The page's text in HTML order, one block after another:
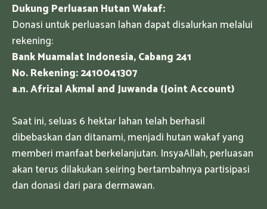
Dukung Perluasan Hutan Wakaf:
Donasi untuk perluasan lahan dapat disalurkan melalui
rekening:
Bank Muamalat Indonesia, Cabang 241
No. Rekening: 2410041307
a.n. Afrizal Akmal and Juwanda (Joint Account)
Saat ini, seluas 6 hektar lahan telah berhasil
dibebaskan dan ditanami, menjadi hutan wakaf yang
memberi manfaat berkelanjutan. InsyaAllah, perluasan
akan terus dilakukan seiring bertambahnya partisipasi
dan donasi dari para dermawan.